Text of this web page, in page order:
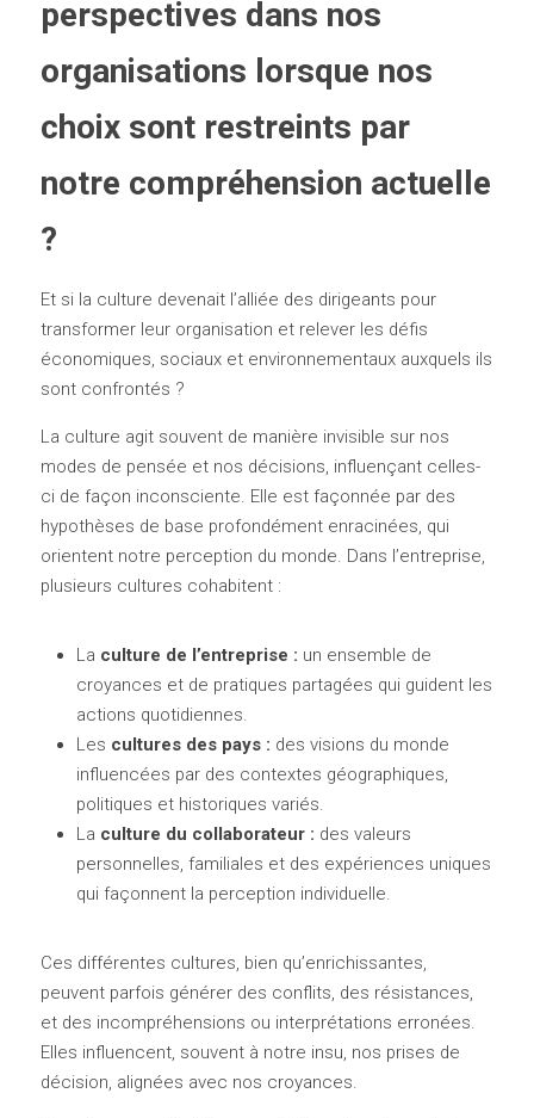
perspectives dans nos
organisations lorsque nos
choix sont restreints par
notre compréhension actuelle
?
Et si la culture devenait l’alliée des dirigeants pour
transformer leur organisation et relever les défis
économiques, sociaux et environnementaux auxquels ils
sont confrontés ?
La culture agit souvent de manière invisible sur nos
modes de pensée et nos décisions, influençant celles-
ci de façon inconsciente. Elle est façonnée par des
hypothèses de base profondément enracinées, qui
orientent notre perception du monde. Dans l’entreprise,
plusieurs cultures cohabitent :
La culture de l’entreprise : un ensemble de
croyances et de pratiques partagées qui guident les
actions quotidiennes.
Les cultures des pays : des visions du monde
influencées par des contextes géographiques,
politiques et historiques variés.
La culture du collaborateur : des valeurs
personnelles, familiales et des expériences uniques
qui façonnent la perception individuelle.
Ces différentes cultures, bien qu’enrichissantes,
peuvent parfois générer des conflits, des résistances,
et des incompréhensions ou interprétations erronées.
Elles influencent, souvent à notre insu, nos prises de
décision, alignées avec nos croyances.